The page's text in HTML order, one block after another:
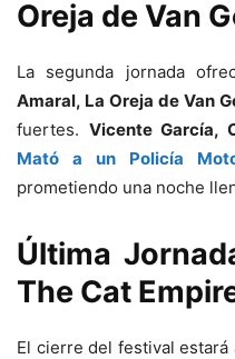
Oreja de Van
La segunda jornada
Amaral, La Oreja de Van
fuertes. Vicente García,
Mató a un Policía
prometiendo una noche
Última
The Cat
El cierre del festival estará